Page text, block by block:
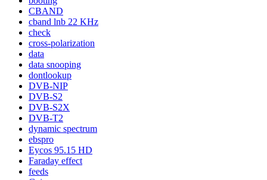
CBAND
cband lnb 22 KHz
check
cross-polarization
data
data snooping
dontlookup
DVB-NIP
DVB-S2
DVB-S2X
DVB-T2
dynamic spectrum
ebspro
Eycos 95.15 HD
Faraday effect
feeds